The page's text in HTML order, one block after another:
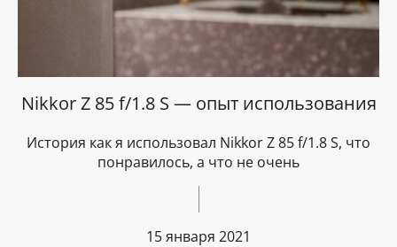
Nikkor Z 85 f/1.8 S — опыт использования
История как я использовал Nikkor Z 85 f/1.8 S, что
понравилось, а что не очень
15 января 2021